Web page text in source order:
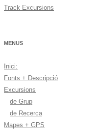
Track Excursions
MENUS
Inici:
Fonts + Descripció
Excursions
de Grup
de Recerca
Mapes + GPS